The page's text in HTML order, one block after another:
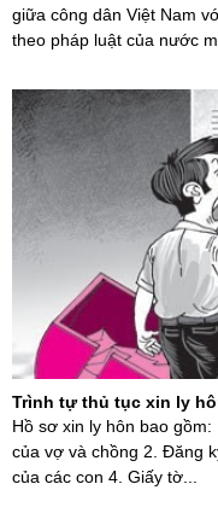
giữa công dân Việt Nam
theo pháp luật của nước
Trình tự thủ tục xin ly
Hồ sơ xin ly hôn bao
của vợ và chồng 2. Đăng
của các con 4. Giấy tờ...